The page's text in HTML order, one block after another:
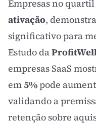
Empresas no
ativação,
significativo para
Estudo da
empresas SaaS
em5%pode
validando a
retenção sobre